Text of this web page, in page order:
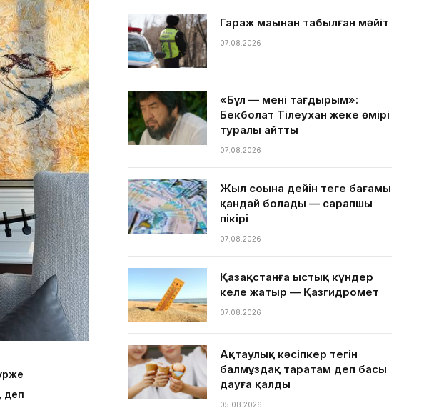
деп
Гараж маңынан табылған мәйіт
07.08.2026
«Бұл — менің тағдырым»:
Бекболат Тілеухан жеке өмірі
туралы айтты
07.08.2026
Жыл соңына дейін теңге бағамы
қандай болады — сарапшы
пікірі
07.08.2026
Қазақстанға ыстық күндер
келе жатыр — Қазгидромет
07.08.2026
Ақтаулық кәсіпкер тегін
балмұздақ таратам деп басы
дауға қалды
05.08.2026